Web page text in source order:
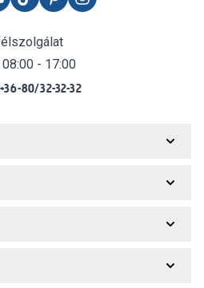
08:00 - 17:00
+36-80/32-32-32